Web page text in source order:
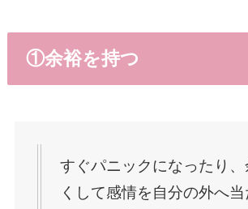
①余裕を持つ
すぐパニックになったり
くして感情を自分の外へ